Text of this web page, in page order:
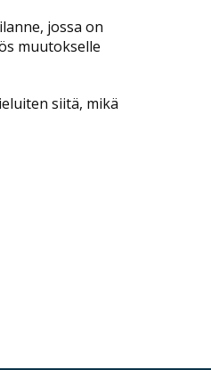
jossa on
muutokselle
siitä, mikä